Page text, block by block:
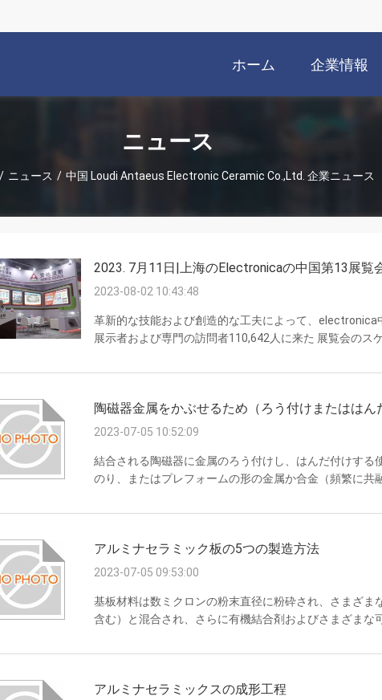
ホーム 企業情報
ニュース
/ ニュース / 中国 Loudi Antaeus Electronic Ceramic Co.,Ltd. 企業ニュース
2023. 7月11日|上海のElectronicaの中国第13展覧
2023-08-02 10:43:48
革新的な技能および創造的な工夫によって、
展示者および専門の訪問者110,642人に来た 展覧会のス
の訪問者の合計は新しい進歩をした3日入って来た。10
Antaeus電子陶磁器Co.、株式会社は世...
陶磁器金属をかぶせるため（ろう付けまたははん
2023-07-05 10:52:09
結合される陶磁器に金属のろう付けし、はんだ付けする
のり、またはプレフォームの形の金属か合金（頻繁に
んだ付けしなさい。冷却した上でろう付けすれば強く
ルおよび金張りが湿潤性を高めるように要求する。裸の
か、またはは...
アルミナセラミック板の5つの製造方法
2023-07-05 09:53:00
基板材料は数ミクロンの粉末直径に粉砕され、さまざ
含む）と混合され、さらに有機結合剤およびさまざまな
形方法には以下のようないくつかの方法があります。
ーラーに送って転がし、均一な厚さの生の磁器フレーク
アルミナセラミックスの成形工程